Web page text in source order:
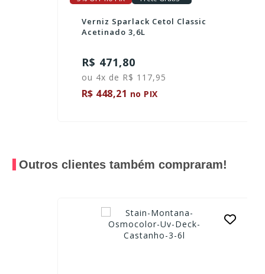
Verniz Sparlack Cetol Classic
Acetinado 3,6L
R$ 471,80
ou 4x de R$ 117,95
R$ 448,21 no PIX
Outros clientes também compraram!